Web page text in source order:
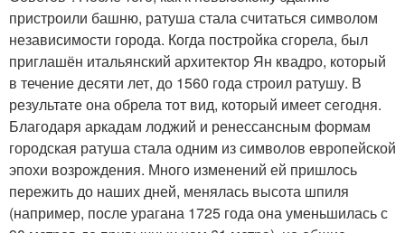
пристроили башню, ратуша стала считаться символом
независимости города. Когда постройка сгорела, был
приглашён итальянский архитектор Ян квадро, который
в течение десяти лет, до 1560 года строил ратушу. В
результате она обрела тот вид, который имеет сегодня.
Благодаря аркадам лоджий и ренессансным формам
городская ратуша стала одним из символов европейской
эпохи возрождения. Много изменений ей пришлось
пережить до наших дней, менялась высота шпиля
(например, после урагана 1725 года она уменьшилась с